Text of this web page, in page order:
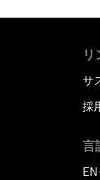
リ
サ
採
言
EN ▪